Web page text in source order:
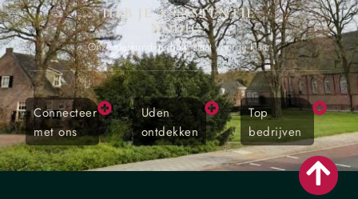
HEB JE ASSISTENTIE
NODIG?
Onze deskundige hulp staat voor je klaar
Connecteer
met ons
Uden
ontdekken
Top
bedrijven